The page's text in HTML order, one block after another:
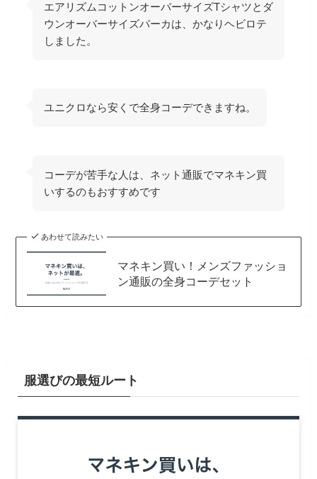
エアリズムコットンオーバーサイズTシャツとダ
ウンオーバーサイズパーカは、かなりヘビロテ
しました。
ユニクロなら安くで全身コーデできますね。
コーデが苦手な人は、ネット通販でマネキン買
いするのもおすすめです
あわせて読みたい
マネキン買い！メンズファッショ
ン通販の全身コーデセット
服選びの最短ルート